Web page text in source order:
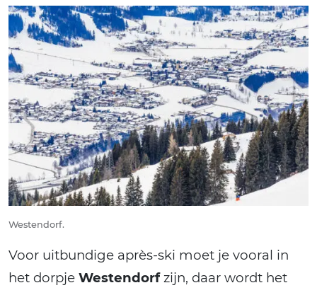
Westendorf.
Voor uitbundige après-ski moet je vooral in
het dorpje Westendorfzijn, daar wordt het